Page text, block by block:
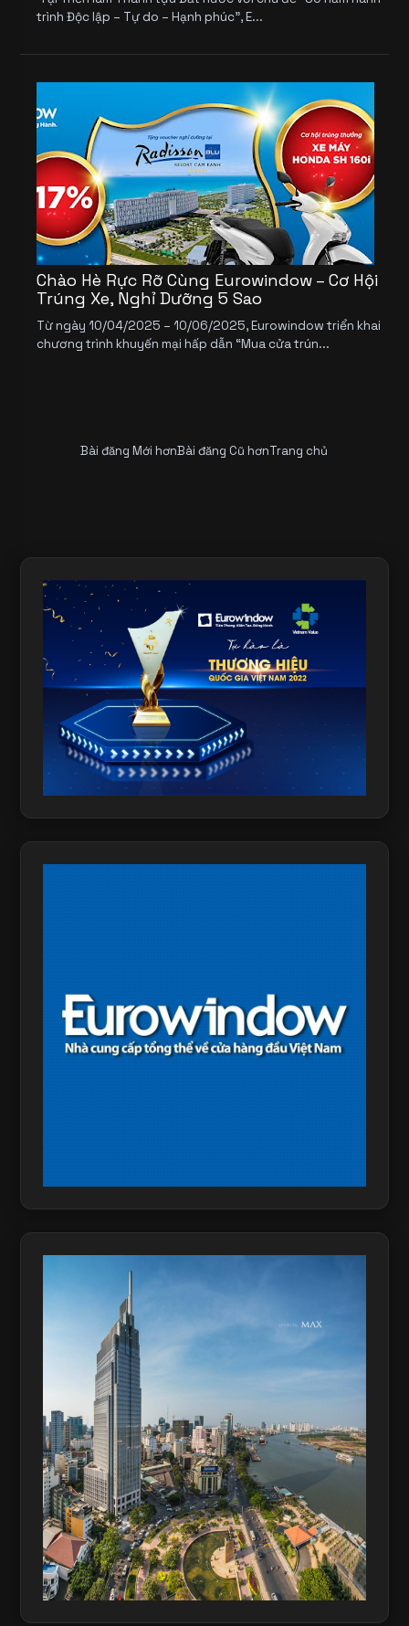
trình Độc lập – Tự do – Hạnh phúc”, E...
Chào Hè Rực Rỡ Cùng Eurowindow – Cơ Hội
Trúng Xe, Nghỉ Dưỡng 5 Sao
Từ ngày 10/04/2025 – 10/06/2025, Eurowindow triển khai
chương trình khuyến mại hấp dẫn “Mua cửa trún...
Bài đăng Mới hơnBài đăng Cũ hơnTrang chủ